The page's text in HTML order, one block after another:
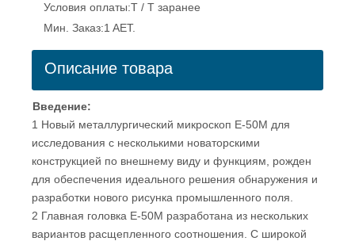
Условия оплаты:T / T заранее
Мин. Заказ:1 AET.
Описание товара
Введение:
1 Новый металлургический микроскоп E-50M для
исследования с несколькими новаторскими
конструкцией по внешнему виду и функциям, рожден
для обеспечения идеального решения обнаружения и
разработки нового рисунка промышленного поля.
2 Главная головка E-50M разработана из нескольких
вариантов расщепленного соотношения. С широкой